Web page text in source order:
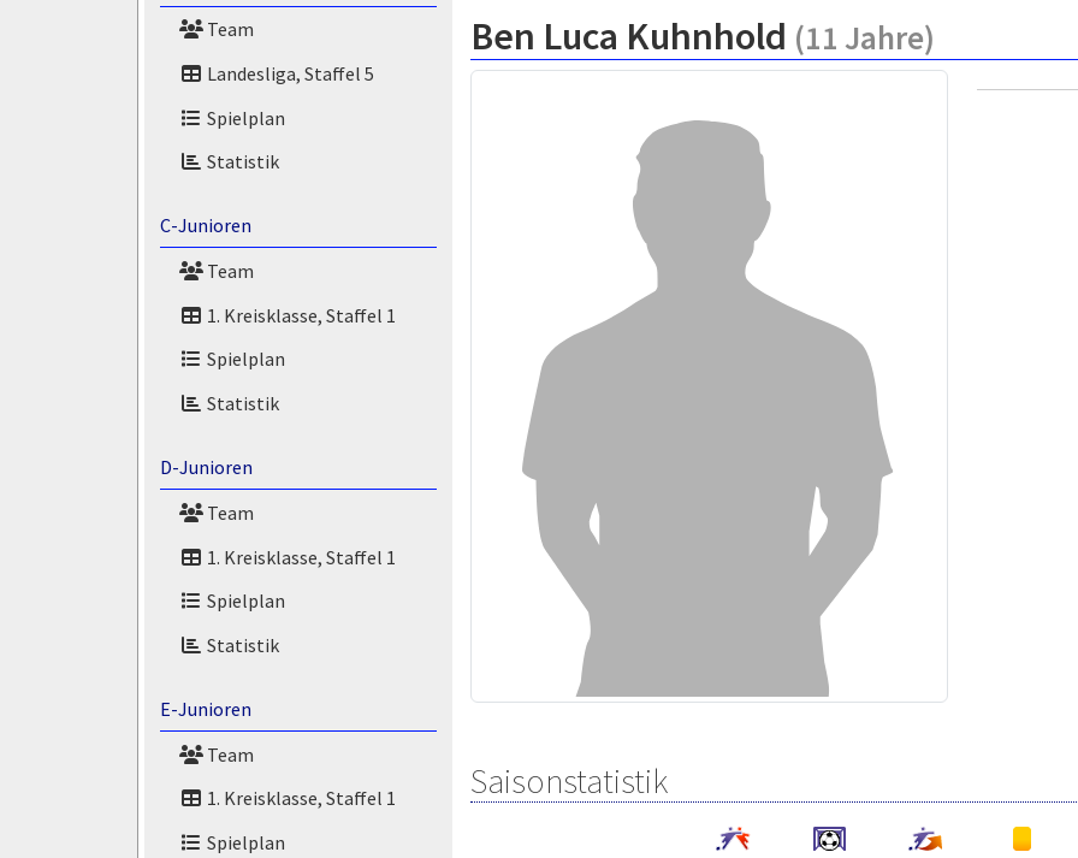
Team
Landesliga, Staffel 5
Spielplan
Statistik
C-Junioren
Team
1. Kreisklasse, Staffel 1
Spielplan
Statistik
D-Junioren
Team
1. Kreisklasse, Staffel 1
Spielplan
Statistik
E-Junioren
Team
1. Kreisklasse, Staffel 1
Spielplan
Ben Luca Kuhnhold (11 Jahre)
Saisonstatistik